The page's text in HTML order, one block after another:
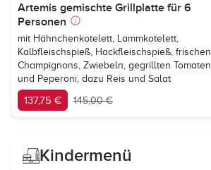
Artemis gemischte Grillplatte für 6
Personen
mit Hähnchenkotelett, Lammkotelett,
Kalbfleischspieß, Hackfleischspieß, frischen
Champignons, Zwiebeln, gegrillten Tomaten
und Peperoni, dazu Reis und Salat
137,75 € 145,00 €
Kindermenü